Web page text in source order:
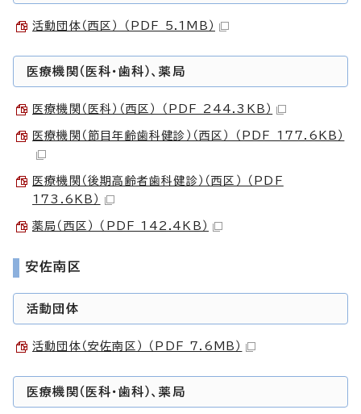
活動団体（西区） （PDF 5.1MB）
医療機関（医科・歯科）、薬局
医療機関（医科）（西区） （PDF 244.3KB）
医療機関（節目年齢歯科健診）（西区） （PDF 177.6KB）
医療機関（後期高齢者歯科健診）（西区） （PDF
173.6KB）
薬局（西区） （PDF 142.4KB）
安佐南区
活動団体
活動団体（安佐南区） （PDF 7.6MB）
医療機関（医科・歯科）、薬局